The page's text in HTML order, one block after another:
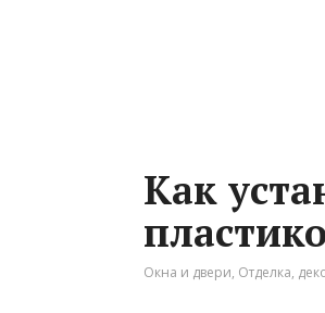
Как
Окна и двери, Отделка,